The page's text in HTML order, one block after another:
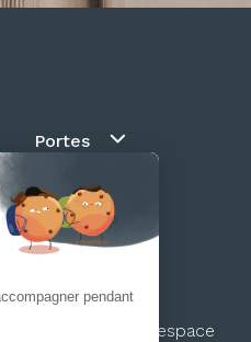
Portes
Battante
Coulissante
Galandage
Séparation d’espace